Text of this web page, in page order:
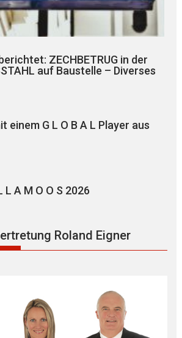
ZECHBETRUG in der
auf Baustelle – Diverses
einem G L O B A L Player aus
A M O O S 2026
Roland Eigner